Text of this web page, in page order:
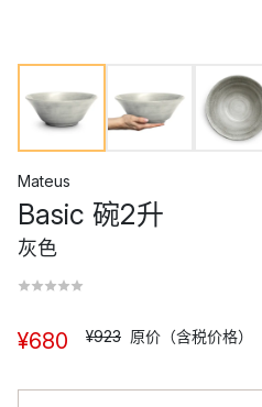
Mateus
Basic 碗2升
灰色
¥680 ¥923 原价（含税价格）